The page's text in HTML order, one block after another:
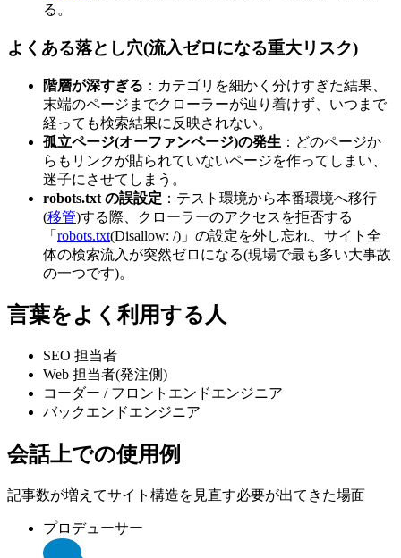
る。
よくある落とし穴(流入ゼロになる重大リスク)
階層が深すぎる ：カテゴリを細かく分けすぎた結果、
末端のページまでクローラーが辿り着けず、いつまで
経っても検索結果に反映されない。
孤立ページ(オーファンページ)の発生 ：どのページか
らもリンクが貼られていないページを作ってしまい、
迷子にさせてしまう。
robots.txt の誤設定 ：テスト環境から本番環境へ移行
(移管)する際、クローラーのアクセスを拒否する
「 robots.txt(Disallow: /)」の設定を外し忘れ、サイト全
体の検索流入が突然ゼロになる(現場で最も多い大事故
の一つです)。
言葉をよく利用する人
SEO 担当者
Web 担当者(発注側)
コーダー / フロントエンドエンジニア
バックエンドエンジニア
会話上での使用例
記事数が増えてサイト構造を見直す必要が出てきた場面
プロデューサー